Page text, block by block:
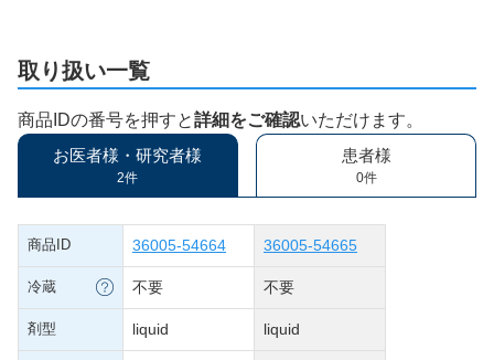
取り扱い一覧
商品IDの番号を押すと詳細をご確認いただけます。
お医者様・研究者様
2件
患者様
0件
商品ID 36005-54664 36005-54665
冷蔵 不要 不要
剤型 liquid liquid